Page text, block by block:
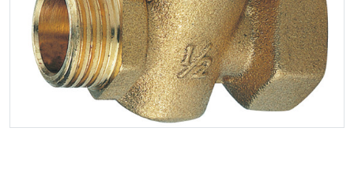
RACCORD PE (POLYÉTHYLÈNE)
RACCORD GALVA
RACCORD INOX
TUBE LAITON ET ECROU
TUYAU SOUPLE
KIT FIXATION MURAL
Soupape différentielle
Température
Vase d'expansion
Vanne de Température
Vanne de zone
Vanne équilibrage
Vanne mélangeuse
SOLAIRE
PAC
CHAUDIÈRE
TUBAGE CHEMINÉE CHAUDIÈRE POÊLE
EQUIPEMENT INDUSTRIEL
COMMUNICATION
COLLIER ET FIXATION
CONNEXION
TRAPPE CHATIÈRE ET HUBLOT
PLOMBERIE PER
VOTRE SOLUTION CHAUFFAGE